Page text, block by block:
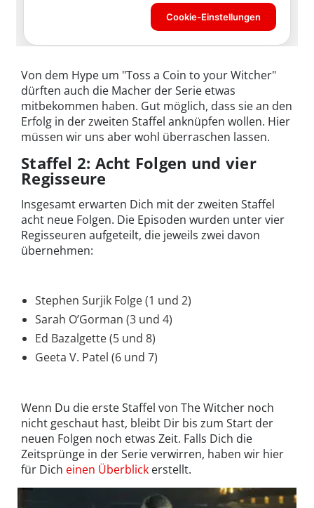
Von dem Hype um "Toss a Coin to your Witcher"
dürften auch die Macher der Serie etwas
mitbekommen haben. Gut möglich, dass sie an den
Erfolg in der zweiten Staffel anknüpfen wollen. Hier
müssen wir uns aber wohl überraschen lassen.
Staffel 2: Acht Folgen und vier
Regisseure
Insgesamt erwarten Dich mit der zweiten Staffel
acht neue Folgen. Die Episoden wurden unter vier
Regisseuren aufgeteilt, die jeweils zwei davon
übernehmen:
Stephen Surjik Folge (1 und 2)
Sarah O’Gorman (3 und 4)
Ed Bazalgette (5 und 8)
Geeta V. Patel (6 und 7)
Wenn Du die erste Staffel von The Witcher noch
nicht geschaut hast, bleibt Dir bis zum Start der
neuen Folgen noch etwas Zeit. Falls Dich die
Zeitsprünge in der Serie verwirren, haben wir hier
für Dich einen Überblick erstellt.